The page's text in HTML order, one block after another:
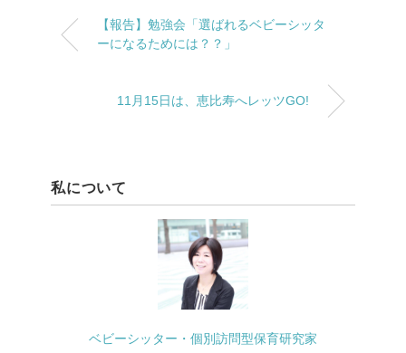
【報告】勉強会「選ばれるベビーシッタ
ーになるためには？？」
11月15日は、恵比寿へレッツGO!
私について
ベビーシッター・個別訪問型保育研究家